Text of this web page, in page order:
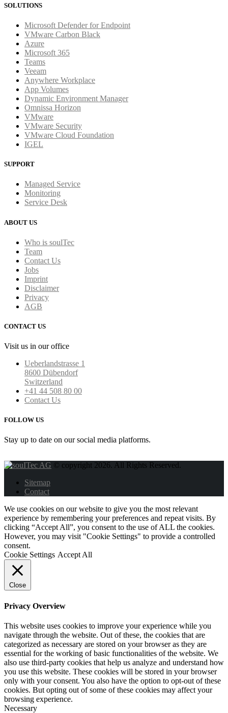
SOLUTIONS
Microsoft Defender for Endpoint
VMware Carbon Black
Azure
Microsoft 365
Teams
Veeam
Anywhere Workplace
App Volumes
Dynamic Environment Manager
Omnissa Horizon
VMware
VMware Security
VMware Cloud Foundation
IGEL
SUPPORT
Managed Service
Monitoring
Service Desk
ABOUT US
Who is soulTec
Team
Contact Us
Jobs
Imprint
Disclaimer
Privacy
AGB
CONTACT US
Visit us in our office
Ueberlandstrasse 1
8600 Dübendorf
Switzerland
+41 44 508 80 00
Contact Us
FOLLOW US
Stay up to date on our social media platforms.
© copyright 2026. All Rights Reserved.
Sitemap
Contact
We use cookies on our website to give you the most relevant
experience by remembering your preferences and repeat visits. By
clicking “Accept All”, you consent to the use of ALL the cookies.
However, you may visit "Cookie Settings" to provide a controlled
consent.
Cookie Settings Accept All
Close
Privacy Overview
This website uses cookies to improve your experience while you
navigate through the website. Out of these, the cookies that are
categorized as necessary are stored on your browser as they are
essential for the working of basic functionalities of the website. We
also use third-party cookies that help us analyze and understand how
you use this website. These cookies will be stored in your browser
only with your consent. You also have the option to opt-out of these
cookies. But opting out of some of these cookies may affect your
browsing experience.
Necessary